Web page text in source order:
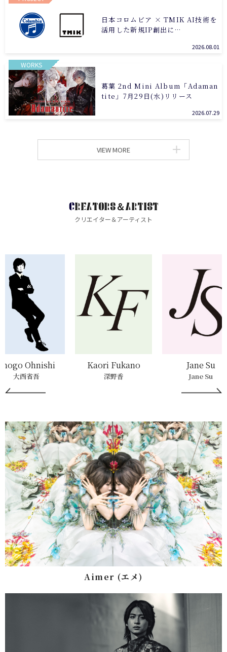
日本コロムビア × TMIK AI技術を
活用した新規IP創出に…
2026.08.01
WORKS
葛葉 2nd Mini Album「Adaman
tite」7月29日(水)リリース
2026.07.29
VIEW MORE
CREATORS＆ARTIST
クリエイター＆アーティスト
Ohnishi
大西省吾
Kaori Fukano
深野香
Jane Su
Jane Su
Aimer (エメ)